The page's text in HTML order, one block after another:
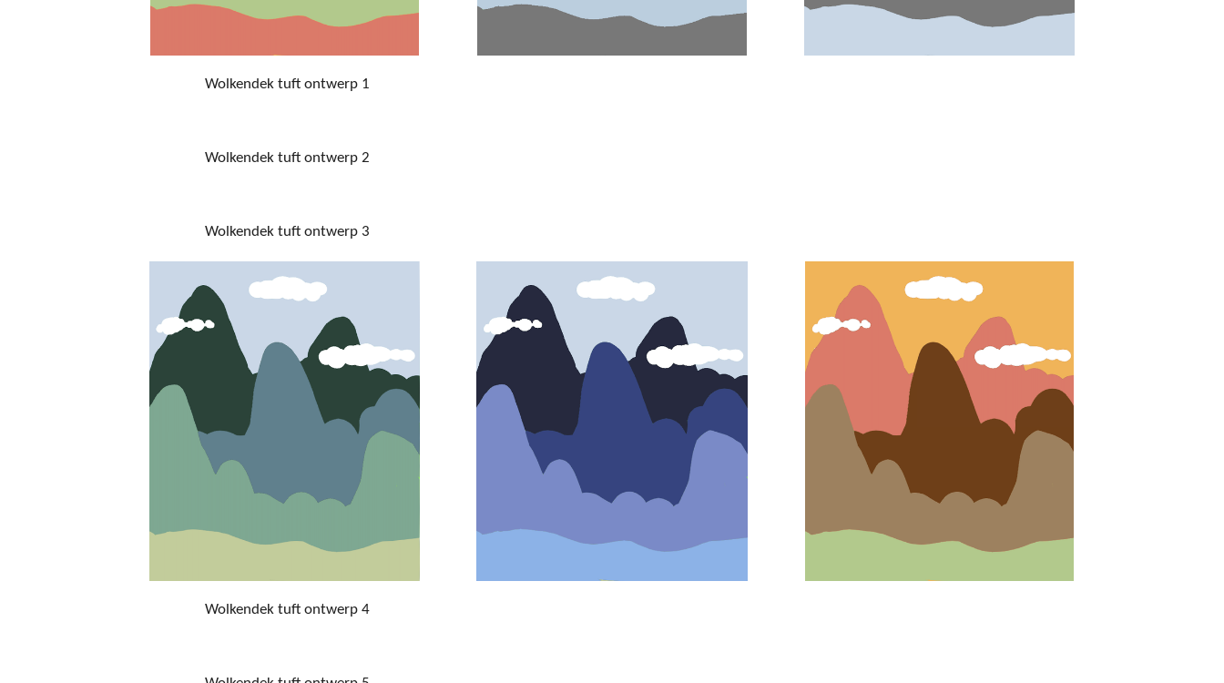
Wolkendek tuft ontwerp 1
Wolkendek tuft ontwerp 2
Wolkendek tuft ontwerp 3
Wolkendek tuft ontwerp 4